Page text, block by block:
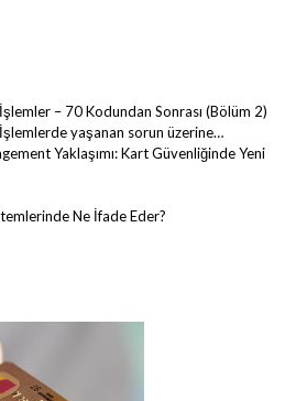
– 70 Kodundan Sonrası (Bölüm 2)
yaşanan sorun üzerine…
Yaklaşımı: Kart Güvenliğinde Yeni
Ne İfade Eder?